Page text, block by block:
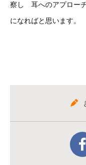
察し 耳へのアプロー
になればと思います。